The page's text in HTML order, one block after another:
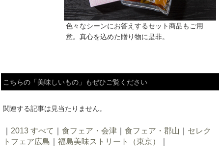
色々なシーンにお答えするセット商品もご用
意。真心を込めた贈り物に是非。
こちらの「美味しいもの」もぜひご覧ください
関連する記事は見当たりません。
2013 すべて 食フェア・会津 食フェア・郡山
セレク
トフェア広島
福島美味ストリート（東京）